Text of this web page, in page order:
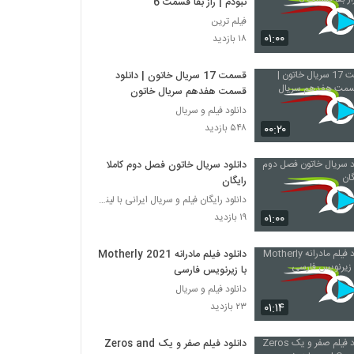
۰۱:۰۰
فیلم ترین
۱۸ بازدید
۰۰:۲۰
قسمت 17 سریال خاتون | دانلود
قسمت هفدهم سریال خاتون
دانلود فیلم و سریال
۵۴۸ بازدید
۰۱:۰۰
دانلود سریال خاتون فصل دوم کاملا
رایگان
دانلود رایگان فیلم و سریال ایرانی با لینک مستقیم
۱۹ بازدید
۰۱:۱۴
دانلود فیلم مادرانه Motherly 2021
با زیرنویس فارسی
دانلود فیلم و سریال
۲۳ بازدید
دانلود فیلم صفر و یک Zeros and